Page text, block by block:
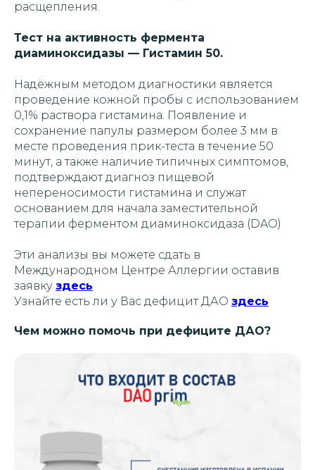
расщепления.
Тест на активность фермента
диаминоксидазы — Гистамин 50.
Надёжным методом диагностики является
проведение кожной пробы с использованием
0,1% раствора гистамина. Появление и
сохранение папулы размером более 3 мм в
месте проведения прик-теста в течение 50
минут, а также наличие типичных симптомов,
подтверждают диагноз пищевой
непереносимости гистамина и служат
основанием для начала заместительной
терапии ферментом диаминоксидаза (DAO)
Эти анализы вы можете сдать в
Международном Центре Аллергии оставив
заявку здесь
Узнайте есть ли у Вас дефицит ДАО здесь
Чем можно помочь при дефиците ДАО?